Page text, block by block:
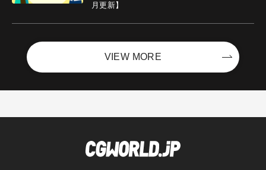
月更新】
VIEW MORE